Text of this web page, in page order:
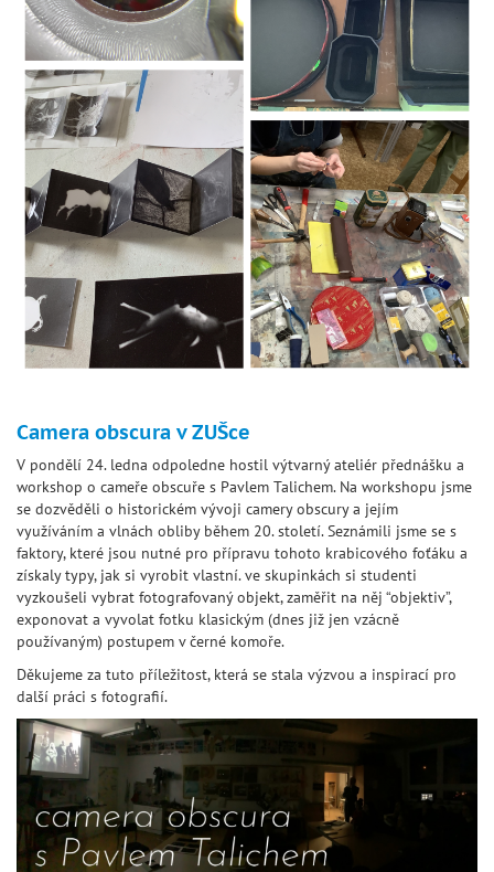
Camera obscura v ZUŠce
V pondělí 24. ledna odpoledne hostil výtvarný ateliér přednášku a
workshop o cameře obscuře s Pavlem Talichem. Na workshopu jsme
se dozvěděli o historickém vývoji camery obscury a jejím
využíváním a vlnách obliby během 20. století. Seznámili jsme se s
faktory, které jsou nutné pro přípravu tohoto krabicového foťáku a
získaly typy, jak si vyrobit vlastní. ve skupinkách si studenti
vyzkoušeli vybrat fotografovaný objekt, zaměřit na něj “objektiv”,
exponovat a vyvolat fotku klasickým (dnes již jen vzácně
používaným) postupem v černé komoře.
Děkujeme za tuto příležitost, která se stala výzvou a inspirací pro
další práci s fotografií.